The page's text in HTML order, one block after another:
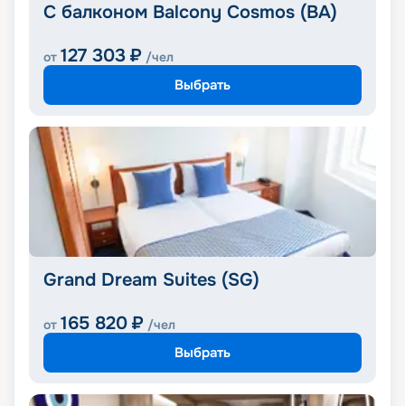
С балконом Balcony Cosmos (BA)
от 127 303 ₽ /чел
Выбрать
Grand Dream Suites (SG)
от 165 820 ₽ /чел
Выбрать